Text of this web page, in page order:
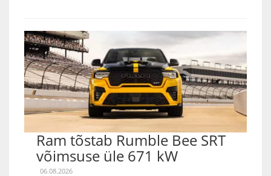
Ram tõstab Rumble Bee SRT
võimsuse üle 671 kW
06.08.2026